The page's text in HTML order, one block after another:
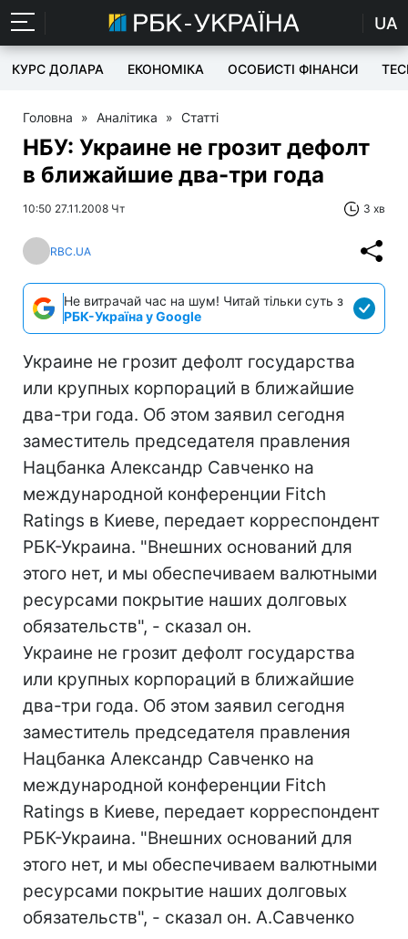
UA
КУРС ДОЛАРА ЕКОНОМІКА ОСОБИСТІ ФІНАНСИ
Головна » Аналітика » Статті
НБУ: Украине не грозит дефолт
в ближайшие два-три года
10:50 27.11.2008 Чт 3 хв
RBC.UA
Не витрачай час на шум! Читай тільки суть з
РБК-Україна у Google
Украине не грозит дефолт государства
или крупных корпораций в ближайшие
два-три года. Об этом заявил сегодня
заместитель председателя правления
Нацбанка Александр Савченко на
международной конференции Fitch
Ratings в Киеве, передает корреспондент
РБК-Украина. "Внешних оснований для
этого нет, и мы обеспечиваем валютными
ресурсами покрытие наших долговых
обязательств", - сказал он.
Украине не грозит дефолт государства
или крупных корпораций в ближайшие
два-три года. Об этом заявил сегодня
заместитель председателя правления
Нацбанка Александр Савченко на
международной конференции Fitch
Ratings в Киеве, передает корреспондент
РБК-Украина. "Внешних оснований для
этого нет, и мы обеспечиваем валютными
ресурсами покрытие наших долговых
обязательств", - сказал он. А.Савченко